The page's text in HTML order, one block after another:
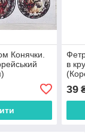
Конячки.
в
39